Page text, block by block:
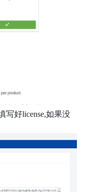
写好license,如果没